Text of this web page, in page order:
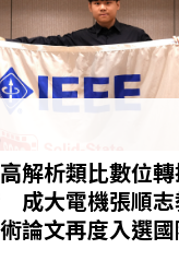
解析類比數位轉
成大電機張順志
論文再度入選國